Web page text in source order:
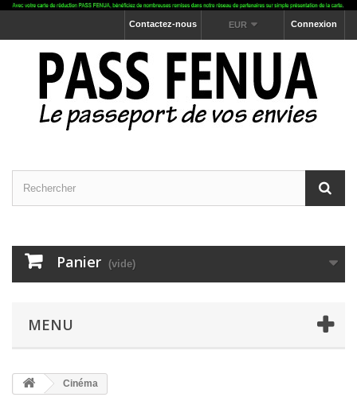
Connexion
EUR
Contactez-nous
Panier (vide)
MENU
Cinéma